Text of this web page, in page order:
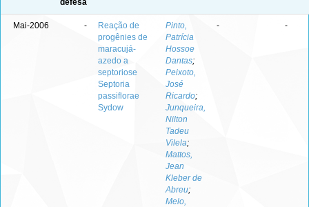
defesa
Mai-2006 -
Reação de
progênies de
maracujá-
azedo a
septoriose
Septoria
passiflorae
Sydow
Pinto,
Patrícia
Hossoe
Dantas;
Peixoto,
José
Ricardo;
Junqueira,
Nilton
Tadeu
Vilela;
Mattos,
Jean
Kleber de
Abreu;
Melo,
- -